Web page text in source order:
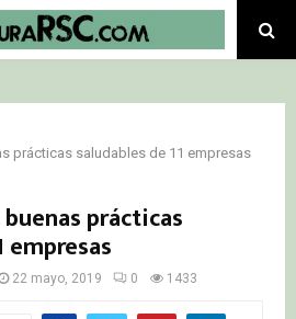
prácticas saludables de 11 empresas
prácticas
empresas
22 mayo, 2019 0 1433